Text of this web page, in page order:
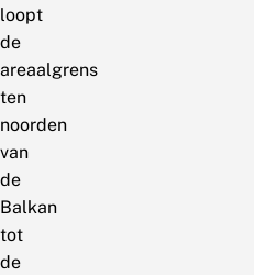
loopt
de
areaalgrens
ten
noorden
van
de
Balkan
tot
de